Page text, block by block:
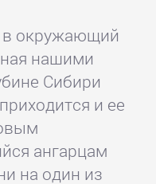
в окружающий
нашими
Сибири
и ее
ангарцам
на один из